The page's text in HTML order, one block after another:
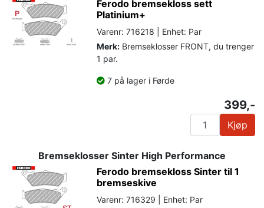
Ferodo bremsekloss sett
Platinium+
Varenr: 716218 | Enhet: Par
Merk: Bremseklosser FRONT, du trenger
1 par.
7 på lager i Førde
399,-
Kjøp
Bremseklosser Sinter High Performance
Ferodo bremsekloss Sinter til 1
bremseskive
Varenr: 716329 | Enhet: Par